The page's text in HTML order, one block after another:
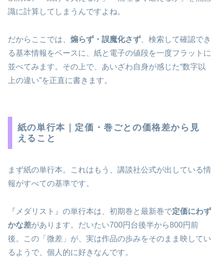
識に計算してしまうんですよね。
だからここでは、 煽らず・誤魔化さず 、検索して確認でき
る基本情報をベースに、紙と電子の値段を一度フラットに
並べてみます。その上で、あいざわ自身が感じた“数字以
上の違い”を正直に書きます。
紙の単行本｜定価・巻ごとの価格差から見
えること
まず紙の単行本。これはもう、講談社公式が出している情
報がすべての基準です。
『メダリスト』の単行本は、初期巻と最新巻で定価にわず
かな差があります。だいたい700円台後半から800円前
後。この「微差」が、実は作品の歩みをそのまま映してい
るようで、個人的に好きなんです。